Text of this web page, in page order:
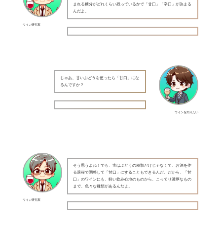
ワイン研究家
まれる糖分がどれくらい残っているかで「甘口」「辛口」が決まる
んだよ。
ワインを知りたい
じゃあ、甘いぶどうを使ったら「甘口」にな
るんですか？
ワイン研究家
そう思うよね！でも、実はぶどうの種類だけじゃなくて、お酒を作
る過程で調整して「甘口」にすることもできるんだ。だから、「甘
口」のワインにも、軽い飲み心地のものから、こってり濃厚なもの
まで、色々な種類があるんだよ。